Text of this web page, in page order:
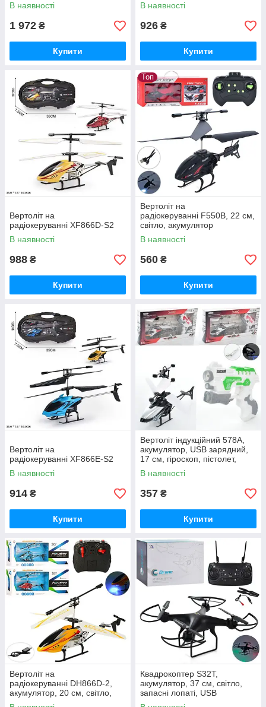
В наявності
1 972 ₴
Купити
В наявності
926 ₴
Купити
Вертоліт на
радіокеруванні XF866D-S2
В наявності
988 ₴
Купити
Топ
Вертоліт на
радіокеруванні F550B, 22 см,
світло, акумулятор
В наявності
560 ₴
Купити
Вертоліт на
радіокеруванні XF866E-S2
В наявності
914 ₴
Купити
Вертоліт індукційний 578A,
акумулятор, USB зарядний,
17 см, гіроскоп, пістолет,
світло
В наявності
357 ₴
Купити
Вертоліт на
радіокеруванні DH866D-2,
акумулятор, 20 см, світло,
гіроскоп, 3 канали
Квадрокоптер S32T,
акумулятор, 37 см, світло,
запасні лопаті, USB
зарядний, у валізі